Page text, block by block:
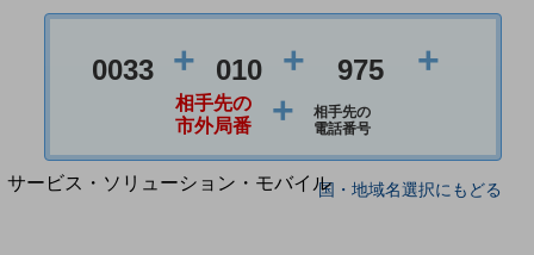
自治体・地域社会との共創
LGPF(Local Government Platform)
別ウィンドウで開きます
サービス・ソリューション・モバイル
0033 + 010 + 975 +
相手先の
市外局番
+
相手先の
電話番号
国・地域名選択にもどる